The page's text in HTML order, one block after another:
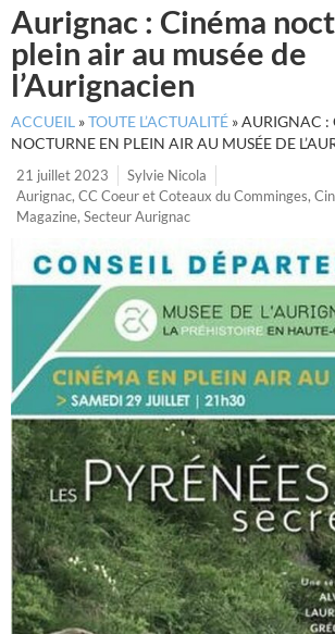
Aurignac : Cinéma
plein air au musée de
l’Aurignacien
ACCUEIL »TOUTE L’ACTUALITÉ »AURIGNAC :
NOCTURNE EN PLEIN AIR AU MUSÉE DE
21 juillet 2023
Sylvie Nicola
Aurignac, CC Coeur et Coteaux du Comminges,
Magazine, Secteur Aurignac